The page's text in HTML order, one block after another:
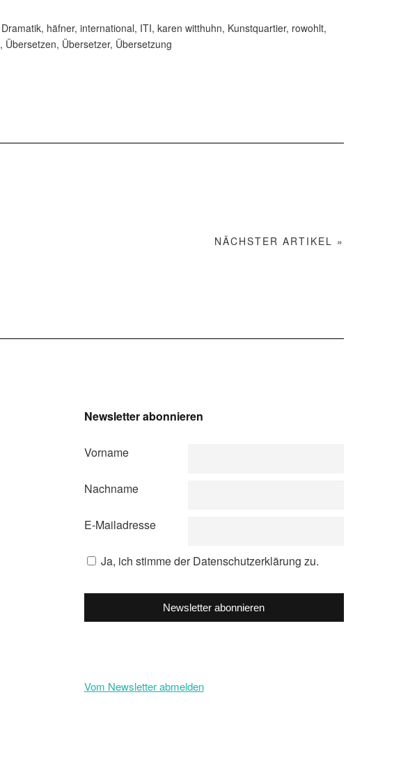
Dramatik, häfner,international, ITI,karen witthuhn, Kunstquartier, rowohlt,
, Übersetzen, Übersetzer, Übersetzung
NÄCHSTER ARTIKEL »
Newsletter abonnieren
Vorname
Nachname
E-Mailadresse
Ja, ich stimme der Datenschutzerklärung zu.
Newsletter abonnieren
Vom Newsletter abmelden